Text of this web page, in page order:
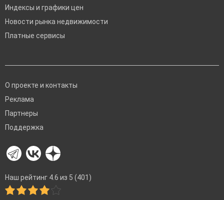
Индексы и графики цен
Новости рынка недвижимости
Платные сервисы
О проекте и контакты
Реклама
Партнеры
Поддержка
Наш рейтинг 4.6 из 5 (401)